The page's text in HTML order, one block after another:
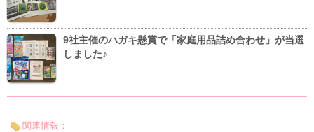
9社主催のハガキ懸賞で「家庭用品詰め合わせ」が当選
しました♪
関連情報：